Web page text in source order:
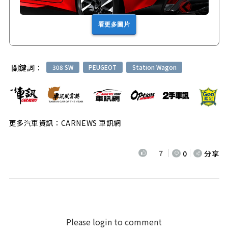
看更多圖片
關鍵詞： 308 SW PEUGEOT Station Wagon
更多汽車資訊：CARNEWS 車訊網
7 0 分享
Please login to comment